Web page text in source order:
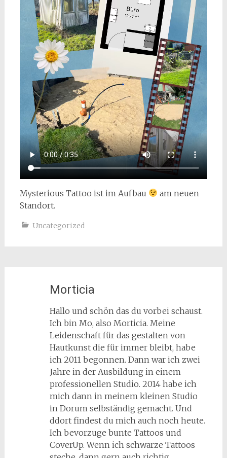
Mysterious Tattoo ist im Aufbau
am neuen
Standort.
Uncategorized
Morticia
Hallo und schön das du vorbei schaust.
Ich bin Mo, also Morticia. Meine
Leidenschaft für das gestalten von
Hautkunst die für immer bleibt, habe
ich 2011 begonnen. Dann war ich zwei
Jahre in der Ausbildung in einem
professionellen Studio. 2014 habe ich
mich dann in meinem kleinen Studio
in Dorum selbständig gemacht. Und
ddort findest du mich auch noch heute.
Ich bevorzuge bunte Tattoos und
CoverUp. Wenn ich schwarze Tattoos